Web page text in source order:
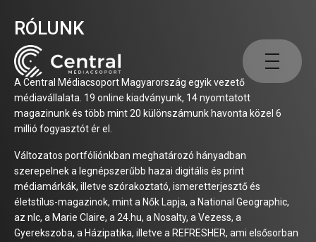
RÓLUNK
A Central Médiacsoport Magyarország egyik vezető
médiavállalata. 19 online kiadványunk, 14 nyomtatott
magazinunk és több mint 20 különszámunk havonta közel 6
millió fogyasztót ér el.
Változatos portfóliónkban meghatározó hányadban
szerepelnek a legnépszerűbb hazai digitális és print
médiamárkák, illetve szórakoztató, ismeretterjesztő és
életstílus-magazinok, mint a Nők Lapja, a National Geographic,
az nlc, a Marie Claire, a 24.hu, a Nosalty, a Vezess, a
Gyerekszoba, a Házipatika, illetve a REFRESHER, ami elsősorban